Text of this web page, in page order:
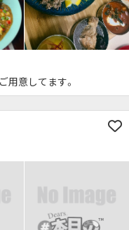
用意してます。